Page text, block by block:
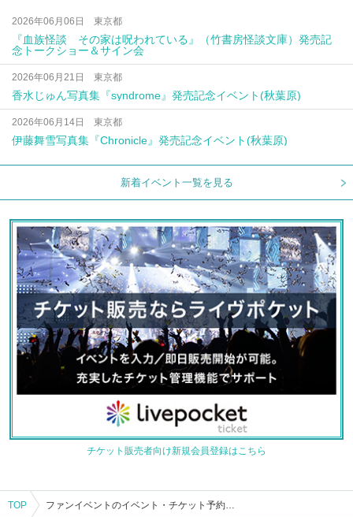
2026年06月06日 東京都
『血族怪談 その家は呪われている』（竹書房怪談文庫）発売記
念トークショー＆サイン会
2026年06月21日 東京都
香水じゅん写真集『syndrome』発売記念イベント(秋葉原)
2026年06月14日 東京都
伊藤舞雪写真集『Chronicle』発売記念イベント(秋葉原)
新着イベント一覧を見る
チケット販売者向け新規会員登録はこちら
TOP ファンイベントのイベント・チケット予約・購入・販売情報一覧